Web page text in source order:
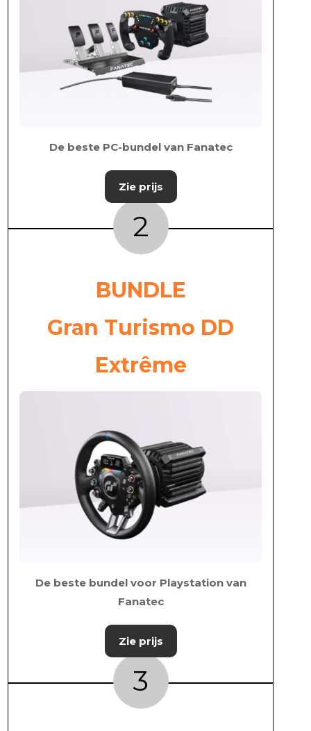
De beste PC-bundel van Fanatec
Zie prijs
2
BUNDLE
Gran Turismo DD
Extrême
De beste bundel voor Playstation van
Fanatec
Zie prijs
3